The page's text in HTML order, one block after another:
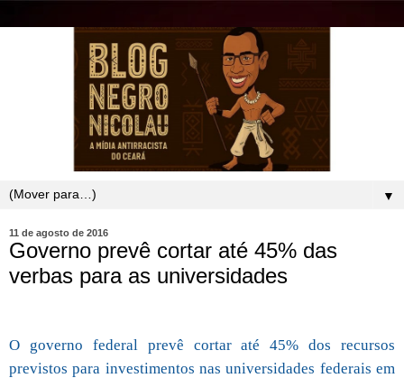
▼
11 de agosto de 2016
Governo prevê cortar até 45% das
verbas para as universidades
O governo federal prevê cortar até 45% dos recursos
previstos para investimentos nas universidades federais em